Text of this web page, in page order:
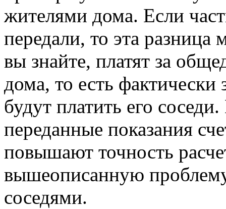
жителями дома. Если
передали, то эта
вы знайте, платят за
дома, то есть фактически
будут платить его
переданные показания
повышают точность
вышеописанную
соседями.